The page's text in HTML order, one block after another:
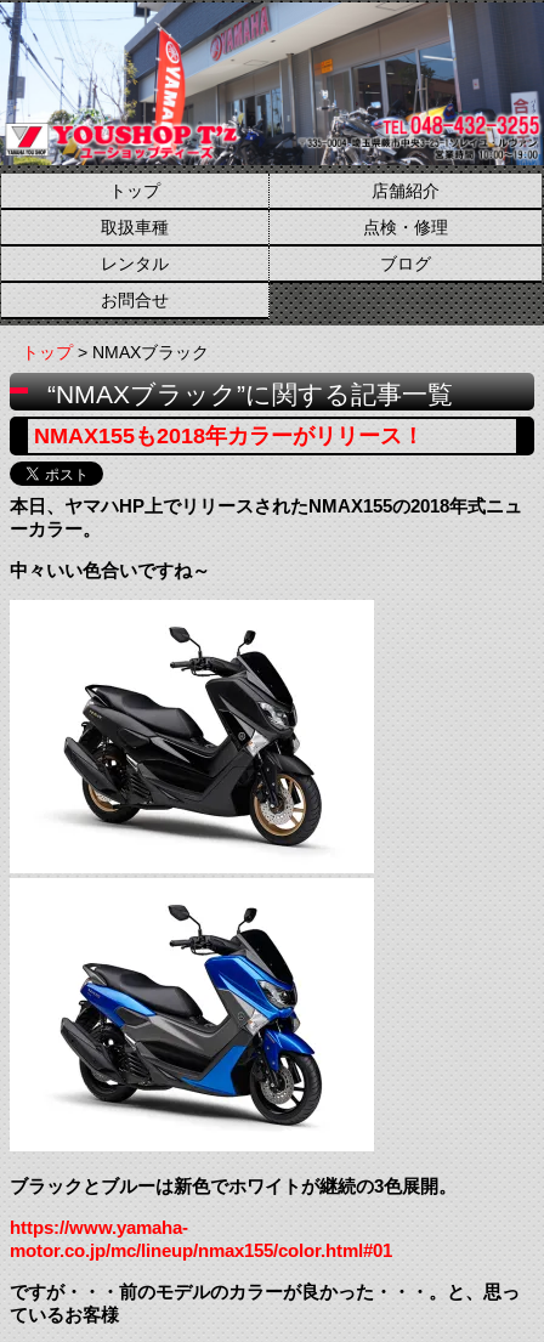
トップ
店舗紹介
取扱車種
点検・修理
レンタル
ブログ
お問合せ
トップ> NMAXブラック
“NMAXブラック”に関する記事一覧
NMAX155も2018年カラーがリリース！
本日、ヤマハHP上でリリースされたNMAX155の2018年式ニュ
ーカラー。
中々いい色合いですね～
ブラックとブルーは新色でホワイトが継続の3色展開。
https://www.yamaha-
motor.co.jp/mc/lineup/nmax155/color.html#01
ですが・・・前のモデルのカラーが良かった・・・。と、思っ
ているお客様